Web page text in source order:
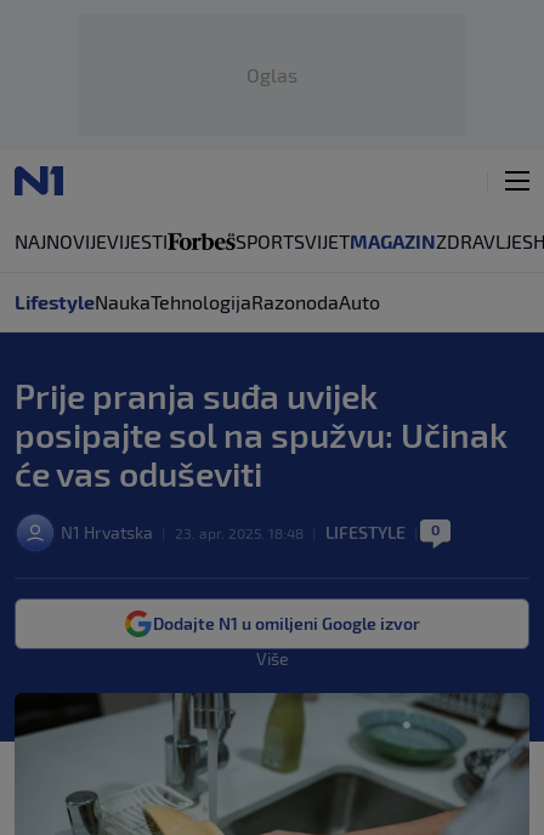
Oglas
NAJNOVIJEVIJESTI SPORTSVIJETMAGAZINZDRAVLJE
LifestyleNaukaTehnologijaRazonodaAuto
Prije pranja suđa uvijek
posipajte sol na spužvu: Učinak
će vas oduševiti
N1 Hrvatska 23. apr. 2025. 18:48 LIFESTYLE 0
Dodajte N1 u omiljeni Google izvor
Više